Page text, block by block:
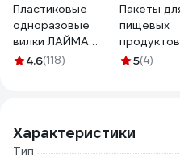
Пластиковые
одноразовые
вилки ЛАЙМА
Бюджет, комплект
4.6(118)
Пакеты
пищевых
продуктов
PERFECTO
5(4)
Характеристики
Тип